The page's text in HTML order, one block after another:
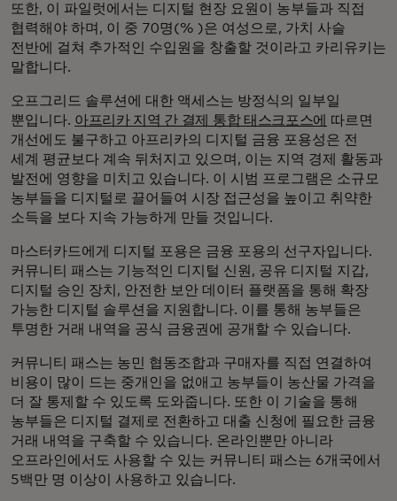
또한, 이 파일럿에서는 디지털 현장 요원이 농부들과 직접
협력해야 하며, 이 중 70명(% )은 여성으로, 가치 사슬
전반에 걸쳐 추가적인 수입원을 창출할 것이라고 카리유키는
말합니다.
오프그리드 솔루션에 대한 액세스는 방정식의 일부일
뿐입니다. 아프리카 지역 간 결제 통합 태스크포스에
따르면
개선에도 불구하고 아프리카의 디지털 금융 포용성은 전
세계 평균보다 계속 뒤처지고 있으며, 이는 지역 경제 활동과
발전에 영향을 미치고 있습니다. 이 시범 프로그램은 소규모
농부들을 디지털로 끌어들여 시장 접근성을 높이고 취약한
소득을 보다 지속 가능하게 만들 것입니다.
마스터카드에게 디지털 포용은 금융 포용의 선구자입니다.
커뮤니티 패스는 기능적인 디지털 신원, 공유 디지털 지갑,
디지털 승인 장치, 안전한 보안 데이터 플랫폼을 통해 확장
가능한 디지털 솔루션을 지원합니다. 이를 통해 농부들은
투명한 거래 내역을 공식 금융권에 공개할 수 있습니다.
커뮤니티 패스는 농민 협동조합과 구매자를 직접 연결하여
비용이 많이 드는 중개인을 없애고 농부들이 농산물 가격을
더 잘 통제할 수 있도록 도와줍니다. 또한 이 기술을 통해
농부들은 디지털 결제로 전환하고 대출 신청에 필요한 금융
거래 내역을 구축할 수 있습니다. 온라인뿐만 아니라
오프라인에서도 사용할 수 있는 커뮤니티 패스는 6개국에서
5백만 명 이상이 사용하고 있습니다.